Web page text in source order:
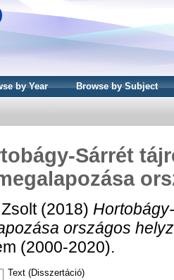
by Year Browse by Subject
Sárrét
(2018)
országos
(2000-2020).
Text (Disszertáció)